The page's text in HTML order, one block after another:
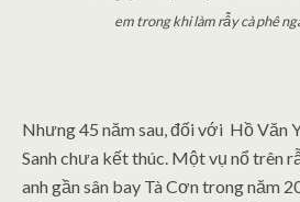
em trong khi làm rẫy cà phê
Nhưng 45 năm sau, đối với Hồ Văn
Sanh chưa kết thúc. Một vụ nổ trên
anh gần sân bay Tà Cơn trong năm